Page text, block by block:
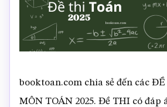
booktoan.com chia sẻ đến các
MÔN TOÁN 2025. Đề THI có đáp